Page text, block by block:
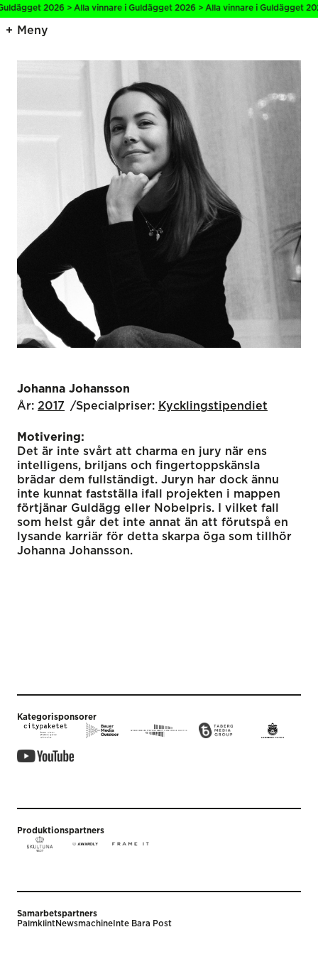
2026 > Alla vinnare i Guldägget 2026 > Alla vinnare i Guldägget
Meny
Johanna Johansson
År: 2017 Specialpriser: Kyckling­stipendiet
Motivering:
Det är inte svårt att charma en jury när ens
intelligens, briljans och fingertoppskänsla
brädar dem fullständigt. Juryn har dock ännu
inte kunnat fastställa ifall projekten i mappen
förtjänar Guldägg eller Nobelpris. I vilket fall
som helst går det inte annat än att förutspå en
lysande karriär för detta skarpa öga som tillhör
Johanna Johansson.
Kategorisponsorer
Produktionspartners
Samarbetspartners
PalmklintNewsmachine Inte Bara Post